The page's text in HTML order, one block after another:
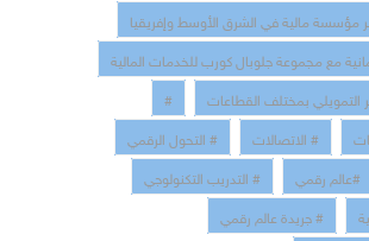
مع مجموعة جلوبال كورب للخدمات المالية
التمويلي بمختلف القطاعات
#
# الاتصالات
# التحول الرقمي
#عالم رقمي
# التدريب التكنولوجي
# جريدة عالم رقمي